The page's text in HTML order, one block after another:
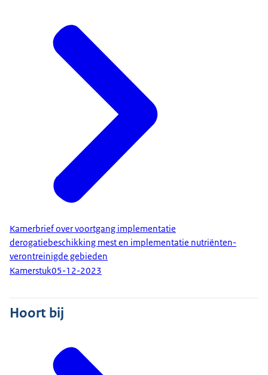
Kamerbrief over voortgang implementatie
derogatiebeschikking mest en implementatie nutriënten-
verontreinigde gebieden
Kamerstuk05-12-2023
Hoort bij